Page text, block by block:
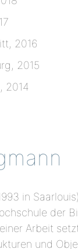
2016
2015
2014
in
der
Arbeit
und